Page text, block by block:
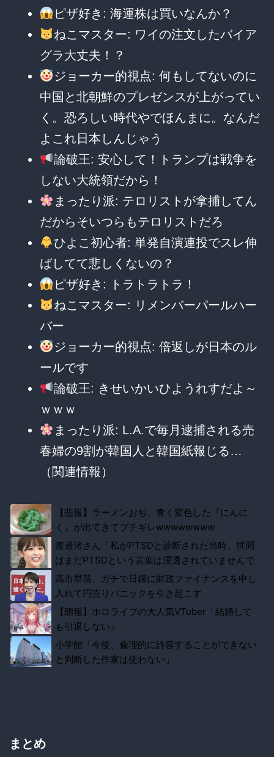
ピザ好き: 海運株は買いなんか？
ねこマスター: ワイの注文したバイア
グラ大丈夫！？
ジョーカー的視点: 何もしてないのに
中国と北朝鮮のプレゼンスが上がってい
く。恐ろしい時代やでほんまに。なんだ
よこれ日本しんじゃう
論破王: 安心して！トランプは戦争を
しない大統領だから！
まったり派: テロリストが拿捕してん
だからそいつらもテロリストだろ
ひよこ初心者: 単発自演連投でスレ伸
ばしてて悲しくないの？
ピザ好き: トラトラトラ！
ねこマスター: リメンバーパールハー
バー
ジョーカー的視点: 倍返しが日本のル
ールです
論破王: きせいかいひようれすだよ～
ｗｗｗ
まったり派: L.A.で毎月逮捕される売
春婦の9割が韓国人と韓国紙報じる…
（関連情報）
【悲報】ラーメンおぢ、青く変色した『にんに
く』が出てきてブチギレwwwwwwww
渡邊渚さん「私がPTSDと診断された当時、世間
はまだPTSDという言葉は浸透されていませんで
した」
高市早苗、ガチで日銀に財政ファイナンスを申し
入れて円売りパニックを引き起こす
【朗報】ホロライブの大人気VTuber「結婚して
も引退しない」
小学館「今後、倫理的に許容することができない
と判断した作家は使わない」
まとめ